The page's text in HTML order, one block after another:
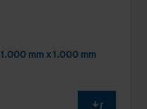
mm x 1.000 mm